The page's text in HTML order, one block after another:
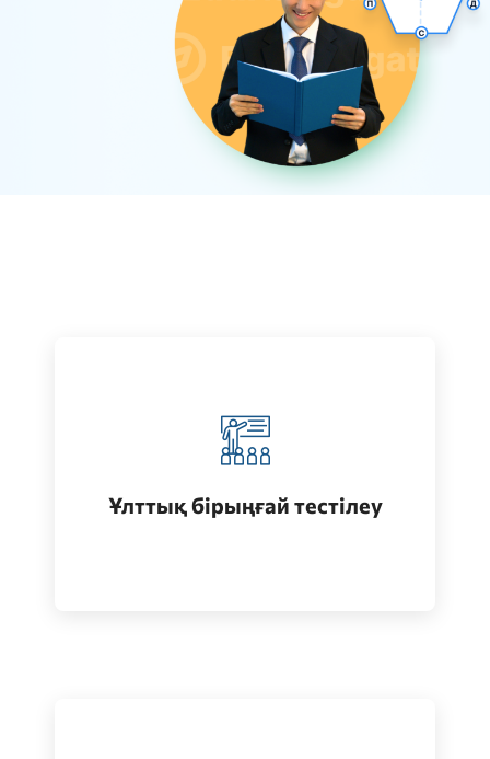
Ұлттық бірыңғай тестілеу
Қазақстанда жоғары білім алу
(бакалавриат)
Өту